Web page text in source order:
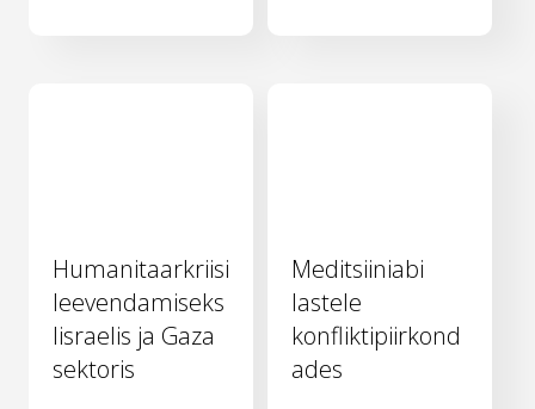
Humanitaarkriisi
leevendamiseks
Iisraelis ja Gaza
sektoris
Meditsiiniabi
lastele
konfliktipiirkond
ades